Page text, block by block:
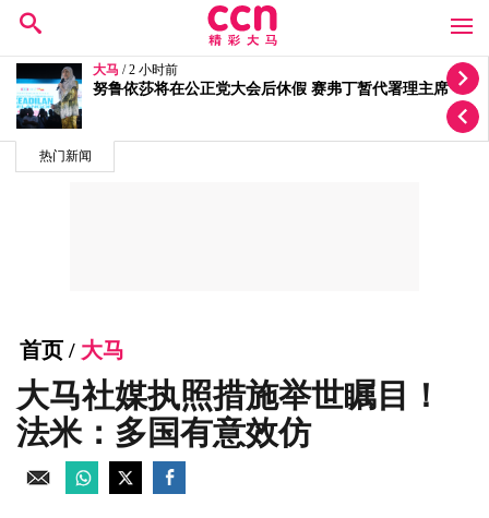
热门新闻
大马 / 5 小时前
质疑选区拨款变成公正党区部基金 李健聪促政府交代
首页 / 大马
大马社媒执照措施举世瞩目！
法米：多国有意效仿